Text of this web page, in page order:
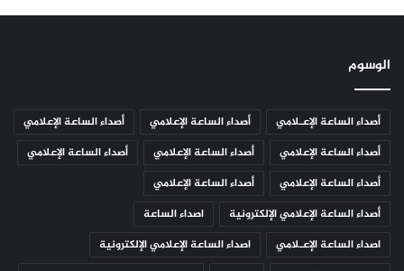
الوسوم
أصداء الساعة الإعـلامي أصداء الساعة الإعلامي
أصداء الساعة الإعلامي
أصداء الساعة الإعلامي
أصداء الساعة الإعلامي
أصداء الساعة الإعلامي
أصداء الساعة الإعلامي
أصداء الساعة الإعلامي
أصداء الساعة الإعلامي الإلكترونية
اصداء الساعة
اصداء الساعة الإعـلامي
اصداء الساعة الإعلامي الإلكترونية